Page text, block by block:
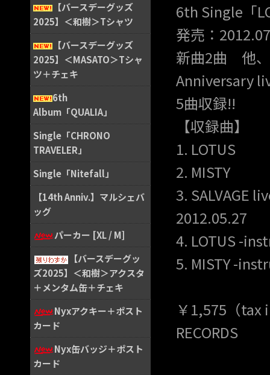
【バースデーグッズ
2025】＜和樹＞Tシャツ
【バースデーグッズ
2025】＜MASATO＞Tシャ
ツ＋チェキ
6th
Album「QUALIA」
Single「CHRONO
TRAVELER」
Single「Nitefall」
【14th Anniv.】マルシェバ
ッグ
パーカー [XL / M]
【バースデーグッ
ズ2025】＜和樹＞アクスタ
＋メンタム缶＋チェキ
Nyxアクキー＋ポスト
カード
Nyx缶バッジ＋ポスト
カード
6th Single「
発売：
新曲2曲 他、
Anniversary
5曲収録!!
【収録曲】
1. LOTUS
2. MISTY
3. SALVAGE
2012.05.27
4. LOTUS -
5. MISTY -
￥1,575（tax
RECORDS